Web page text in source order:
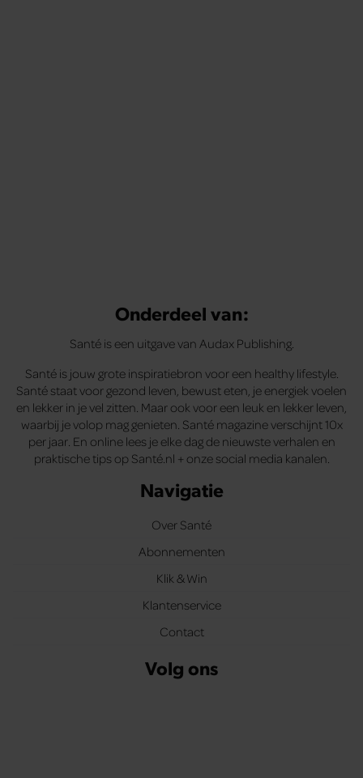
Onderdeel van:
Santé is een uitgave van Audax Publishing.
Santé is jouw grote inspiratiebron voor een healthy lifestyle.
Santé staat voor gezond leven, bewust eten, je energiek voelen
en lekker in je vel zitten. Maar ook voor een leuk en lekker leven,
waarbij je volop mag genieten. Santé magazine verschijnt 10x
per jaar. En online lees je elke dag de nieuwste verhalen en
praktische tips op Santé.nl + onze social media kanalen.
Navigatie
Over Santé
Abonnementen
Klik & Win
Klantenservice
Contact
Volg ons